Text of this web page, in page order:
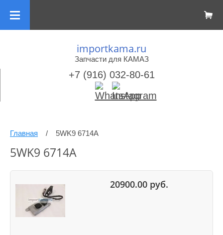
importkama.ru
Запчасти для КАМАЗ
+7 (916) 032-80-61
Главная / 5WK9 6714A
5WK9 6714A
20900.00руб.